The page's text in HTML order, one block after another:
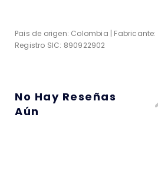
Pais de origen: Colombia | Fabricante:
Registro SIC: 890922902
No Hay Reseñas
Aún